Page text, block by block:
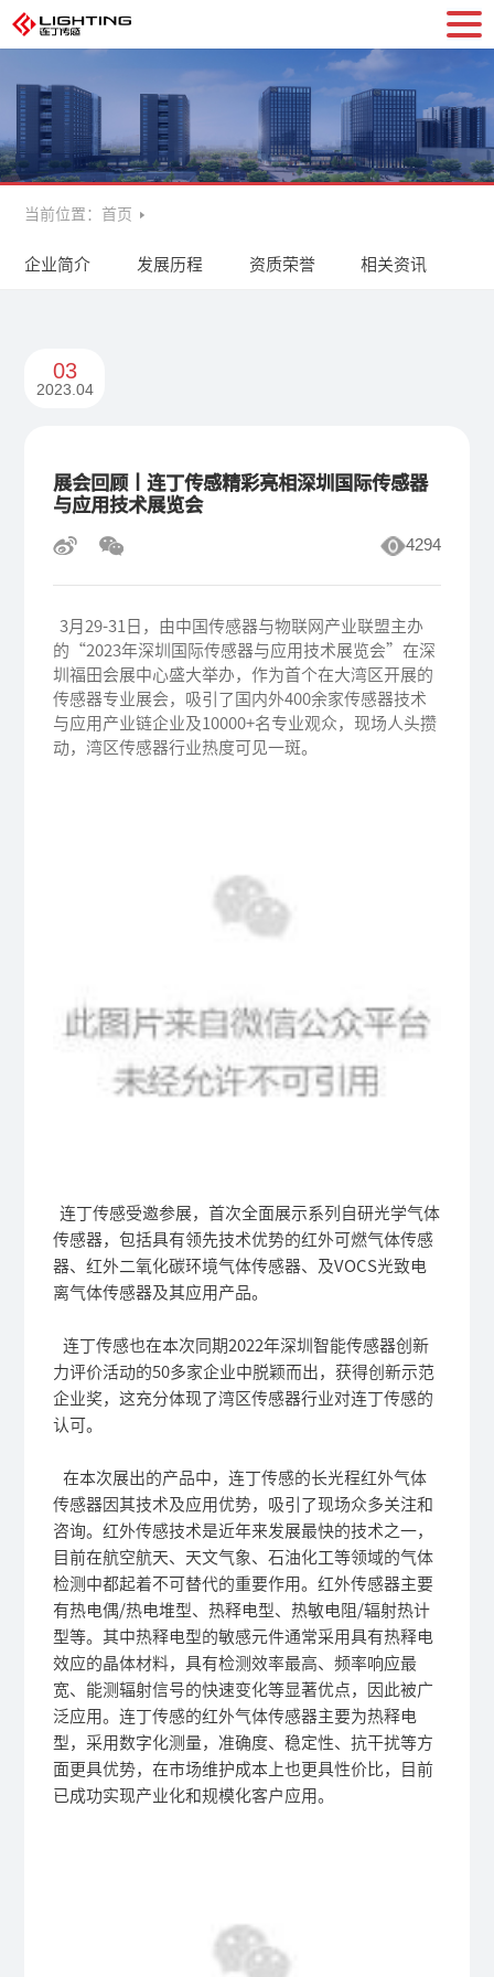
企业简介 发展历程 资质荣誉 相关资讯
当前位置： 首页
03
2023.04
展会回顾丨连丁传感精彩亮相深圳国际传感器
与应用技术展览会
4294
3月29-31日，由中国传感器与物联网产业联盟主办
的“2023年深圳国际传感器与应用技术展览会”在深
圳福田会展中心盛大举办，作为首个在大湾区开展的
传感器专业展会，吸引了国内外400余家传感器技术
与应用产业链企业及10000+名专业观众，现场人头攒
动，湾区传感器行业热度可见一斑。
连丁传感受邀参展，首次全面展示系列自研光学气体
传感器，包括具有领先技术优势的红外可燃气体传感
器、红外二氧化碳环境气体传感器、及VOCS光致电
离气体传感器及其应用产品。
连丁传感也在本次同期2022年深圳智能传感器创新
力评价活动的50多家企业中脱颖而出，获得创新示范
企业奖，这充分体现了湾区传感器行业对连丁传感的
认可。
在本次展出的产品中，连丁传感的长光程红外气体
传感器因其技术及应用优势，吸引了现场众多关注和
咨询。红外传感技术是近年来发展最快的技术之一，
目前在航空航天、天文气象、石油化工等领域的气体
检测中都起着不可替代的重要作用。红外传感器主要
有热电偶/热电堆型、热释电型、热敏电阻/辐射热计
型等。其中热释电型的敏感元件通常采用具有热释电
效应的晶体材料，具有检测效率最高、频率响应最
宽、能测辐射信号的快速变化等显著优点，因此被广
泛应用。连丁传感的红外气体传感器主要为热释电
型，采用数字化测量，准确度、稳定性、抗干扰等方
面更具优势，在市场维护成本上也更具性价比，目前
已成功实现产业化和规模化客户应用。